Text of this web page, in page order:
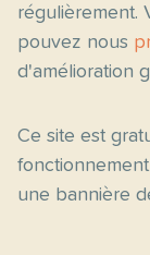
régulièrement.
pouvez nous
d'amélioration
Ce site est
une bannière